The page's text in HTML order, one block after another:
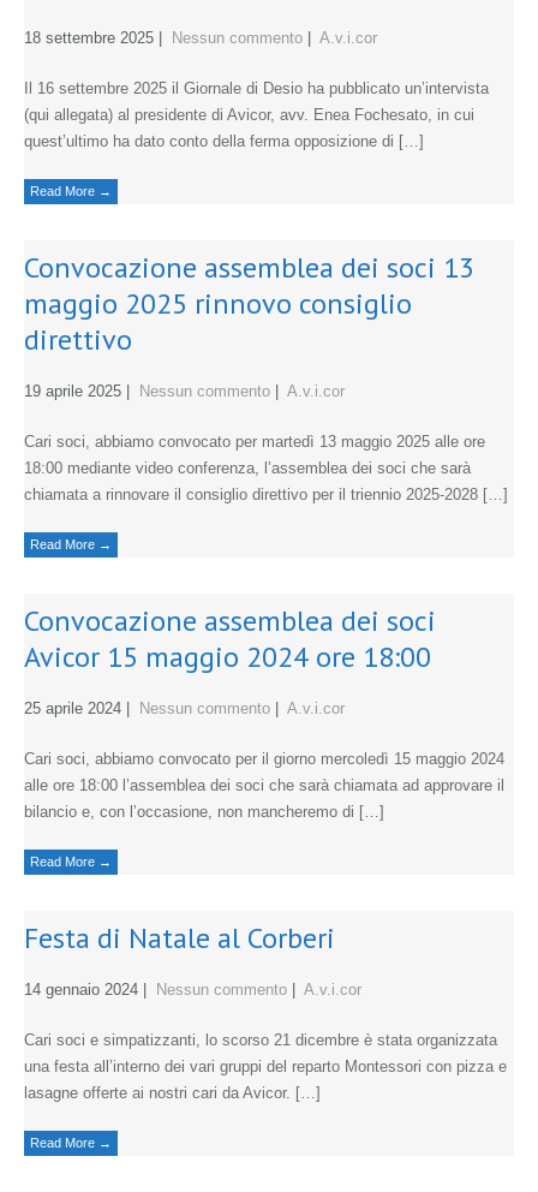
18 settembre 2025 Nessun commento A.v.i.cor
Il 16 settembre 2025 il Giornale di Desio ha pubblicato un’intervista
(qui allegata) al presidente di Avicor, avv. Enea Fochesato, in cui
quest’ultimo ha dato conto della ferma opposizione di […]
Read More →
Convocazione assemblea dei soci 13
maggio 2025 rinnovo consiglio
direttivo
19 aprile 2025 Nessun commento A.v.i.cor
Cari soci, abbiamo convocato per martedì 13 maggio 2025 alle ore
18:00 mediante video conferenza, l’assemblea dei soci che sarà
chiamata a rinnovare il consiglio direttivo per il triennio 2025-2028 […]
Read More →
Convocazione assemblea dei soci
Avicor 15 maggio 2024 ore 18:00
25 aprile 2024 Nessun commento A.v.i.cor
Cari soci, abbiamo convocato per il giorno mercoledì 15 maggio 2024
alle ore 18:00 l’assemblea dei soci che sarà chiamata ad approvare il
bilancio e, con l’occasione, non mancheremo di […]
Read More →
Festa di Natale al Corberi
14 gennaio 2024 Nessun commento A.v.i.cor
Cari soci e simpatizzanti, lo scorso 21 dicembre è stata organizzata
una festa all’interno dei vari gruppi del reparto Montessori con pizza e
lasagne offerte ai nostri cari da Avicor. […]
Read More →